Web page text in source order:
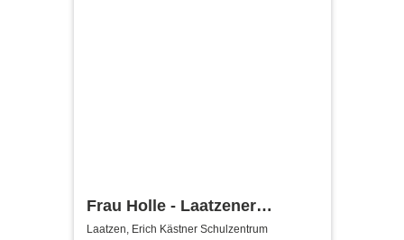
Frau Holle - Laatzener
Weihnachtsmärchen 2026
Laatzen, Erich Kästner Schulzentrum